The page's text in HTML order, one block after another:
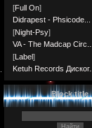
[Full On]
Didrapest - Phsicode...
[Night-Psy]
VA - The Madcap Circ...
[Label]
Ketuh Records Диског...
Block title